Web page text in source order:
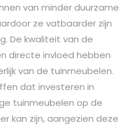
van minder duurzame
ze vatbaarder zijn
De kwaliteit van de
directe invloed hebben
van de tuinmeubelen.
dat investeren in
tuinmeubelen op de
kan zijn, aangezien deze